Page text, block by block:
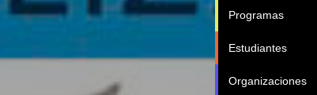
Programas
Estudiantes
Organizaciones